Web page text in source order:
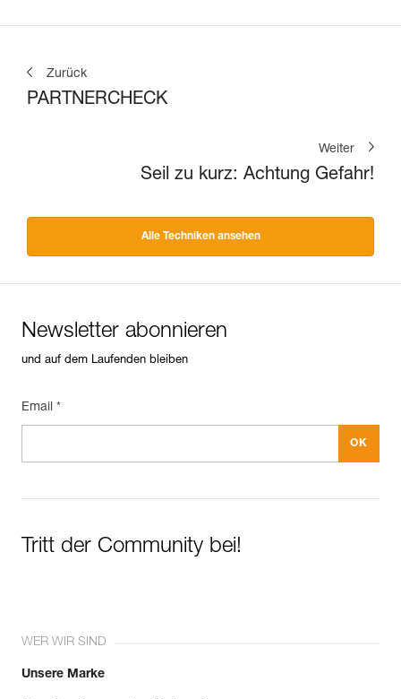
Zurück
PARTNERCHECK
Weiter
Seil zu kurz: Achtung Gefahr!
Alle Techniken ansehen
Newsletter abonnieren
und auf dem Laufenden bleiben
Email *
Tritt der Community bei!
WER WIR SIND
Unsere Marke